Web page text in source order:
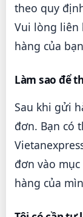
theo quy
Vui lòng liên
hàng của bạn
Làm sao để
Sau khi gửi
đơn. Bạn có
đơn vào
hàng của